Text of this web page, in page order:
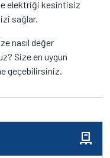
elektriği kesintisiz
sağlar.
nasıl değer
Size en uygun
geçebilirsiniz.
pallet